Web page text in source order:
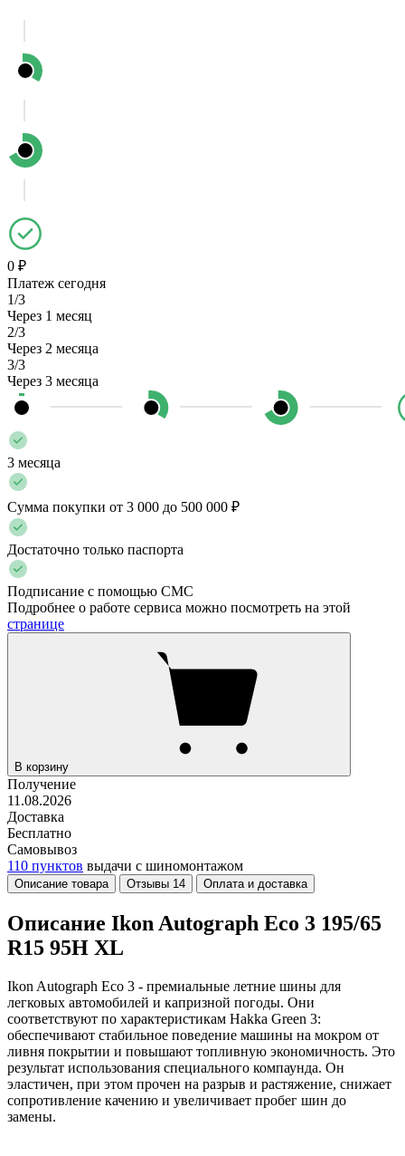
0 ₽
Платеж сегодня
1/3
Через 1 месяц
2/3
Через 2 месяца
3/3
Через 3 месяца
3 месяца
Сумма покупки от 3 000 до 500 000 ₽
Достаточно только паспорта
Подписание с помощью СМС
Подробнее о работе сервиса можно посмотреть на этой
странице
В корзину
Получение
11.08.2026
Доставка
Бесплатно
Самовывоз
110 пунктов выдачи с шиномонтажом
Описание товара Отзывы 14 Оплата и доставка
Описание Ikon Autograph Eco 3 195/65
R15 95H XL
Ikon Autograph Eco 3 - премиальные летние шины для
легковых автомобилей и капризной погоды. Они
соответствуют по характеристикам Hakka Green 3:
обеспечивают стабильное поведение машины на мокром от
ливня покрытии и повышают топливную экономичность. Это
результат использования специального компаунда. Он
эластичен, при этом прочен на разрыв и растяжение, снижает
сопротивление качению и увеличивает пробег шин до
замены.